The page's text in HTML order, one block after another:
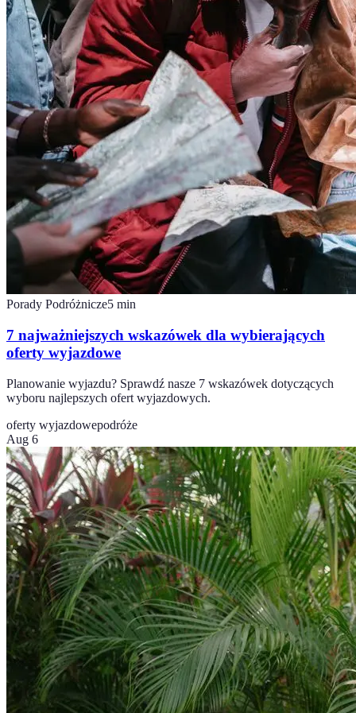
Porady Podróżnicze5 min
7 najważniejszych wskazówek dla wybierających
oferty wyjazdowe
Planowanie wyjazdu? Sprawdź nasze 7 wskazówek dotyczących
wyboru najlepszych ofert wyjazdowych.
oferty wyjazdowepodróże
Aug 6